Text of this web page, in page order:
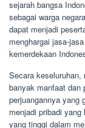
sejarah bangsa
sebagai warga
dapat menjadi
menghargai jasa-
kemerdekaan
Secara keseluruhan,
banyak manfaat dan
perjuangannya yang
menjadi pribadi
yang tinggi dalam